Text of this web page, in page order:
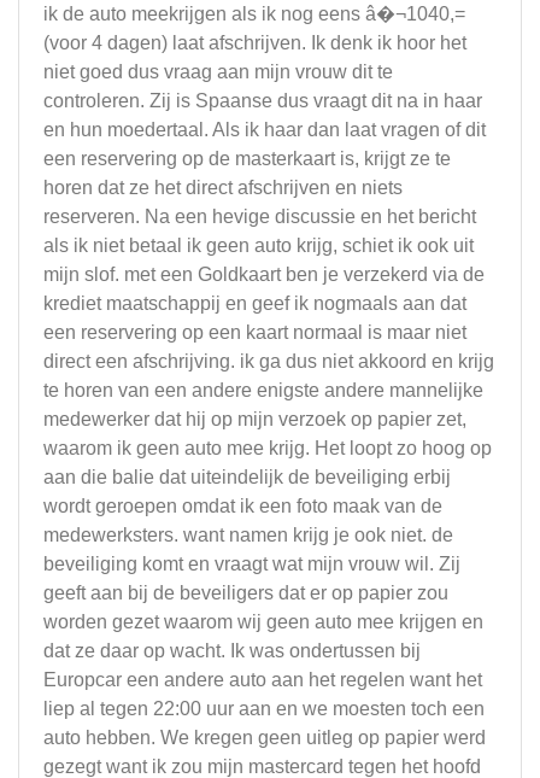
ik de auto meekrijgen als ik nog eens â�¬1040,=
(voor 4 dagen) laat afschrijven. Ik denk ik hoor het
niet goed dus vraag aan mijn vrouw dit te
controleren. Zij is Spaanse dus vraagt dit na in haar
en hun moedertaal. Als ik haar dan laat vragen of dit
een reservering op de masterkaart is, krijgt ze te
horen dat ze het direct afschrijven en niets
reserveren. Na een hevige discussie en het bericht
als ik niet betaal ik geen auto krijg, schiet ik ook uit
mijn slof. met een Goldkaart ben je verzekerd via de
krediet maatschappij en geef ik nogmaals aan dat
een reservering op een kaart normaal is maar niet
direct een afschrijving. ik ga dus niet akkoord en krijg
te horen van een andere enigste andere mannelijke
medewerker dat hij op mijn verzoek op papier zet,
waarom ik geen auto mee krijg. Het loopt zo hoog op
aan die balie dat uiteindelijk de beveiliging erbij
wordt geroepen omdat ik een foto maak van de
medewerksters. want namen krijg je ook niet. de
beveiliging komt en vraagt wat mijn vrouw wil. Zij
geeft aan bij de beveiligers dat er op papier zou
worden gezet waarom wij geen auto mee krijgen en
dat ze daar op wacht. Ik was ondertussen bij
Europcar een andere auto aan het regelen want het
liep al tegen 22:00 uur aan en we moesten toch een
auto hebben. We kregen geen uitleg op papier werd
gezegt want ik zou mijn mastercard tegen het hoofd